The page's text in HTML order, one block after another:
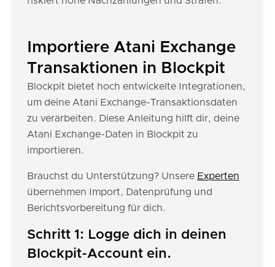
Importiere Atani Exchange
Transaktionen in Blockpit
Blockpit bietet hoch entwickelte Integrationen,
um deine Atani Exchange-Transaktionsdaten
zu verarbeiten. Diese Anleitung hilft dir, deine
Atani Exchange-Daten in Blockpit zu
importieren.
Brauchst du Unterstützung? Unsere Experten
übernehmen Import, Datenprüfung und
Berichtsvorbereitung für dich.
Schritt 1: Logge dich in deinen
Blockpit-Account ein.